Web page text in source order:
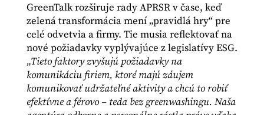
GreenTalk rozširuje rady APRSR v čase, keď
zelená transformácia mení „pravidlá hry“ pre
celé odvetvia a firmy. Tie musia reflektovať na
nové požiadavky vyplývajúce z legislatívy ESG.
„Tieto faktory zvyšujú požiadavky na
komunikáciu firiem, ktoré majú záujem
komunikovať udržateľné aktivity a chcú to robiť
efektívne a férovo – teda bez greenwashingu. Naša